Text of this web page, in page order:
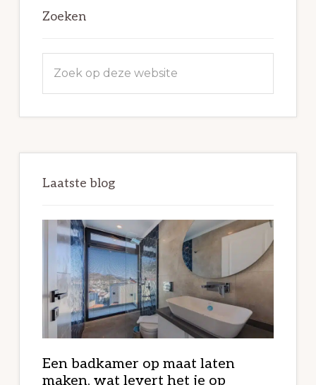
Zoeken
op
website
Laatste blog
Een badkamer op maat laten
maken, wat levert het je op